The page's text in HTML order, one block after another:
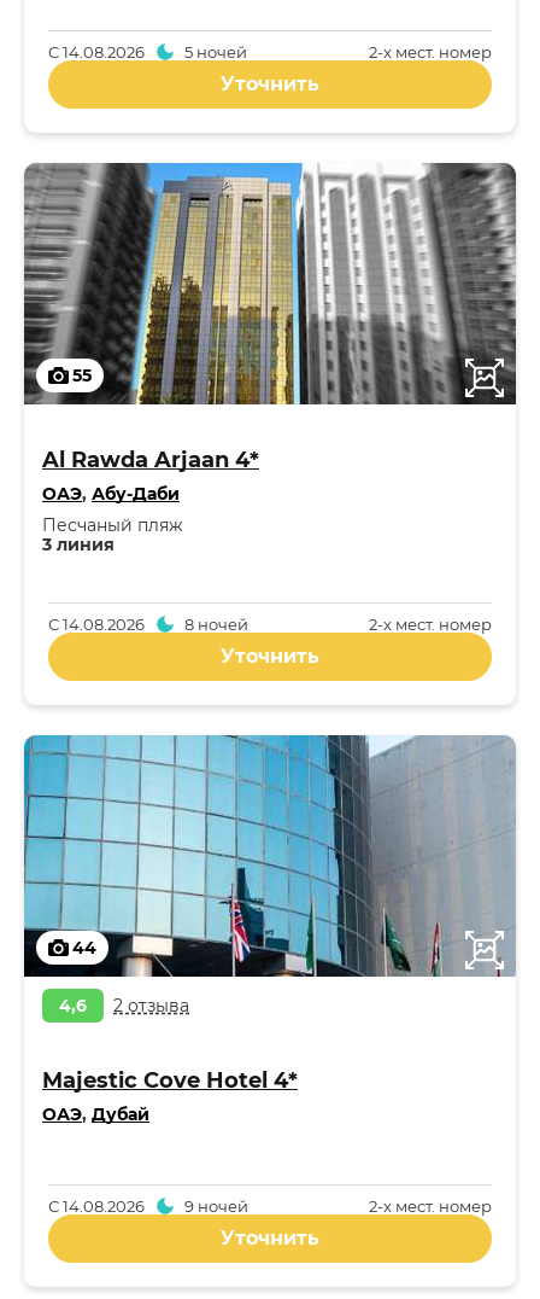
2-x мест. номер
С14.08.2026 5 ночей
Уточнить
55
Al Rawda Arjaan 4*
ОАЭ, Абу-Даби
3 линия
Песчаный пляж
2-x мест. номер
С14.08.2026 8 ночей
Уточнить
44
4,6 2 отзыва
Majestic Cove Hotel 4*
ОАЭ, Дубай
2-x мест. номер
С14.08.2026 9 ночей
Уточнить